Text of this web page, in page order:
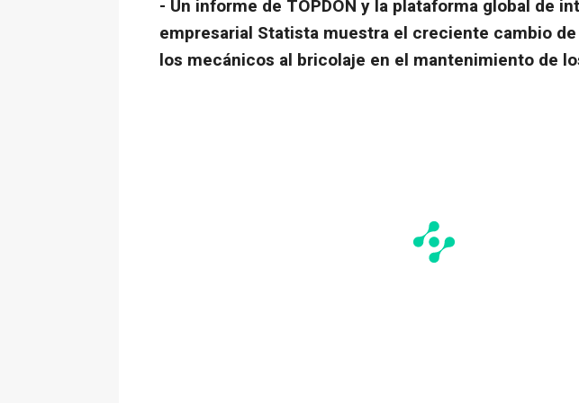
- Un informe de TOPDON y la plataforma global de
empresarial Statista muestra el creciente cambio
los mecánicos al bricolaje en el mantenimiento de